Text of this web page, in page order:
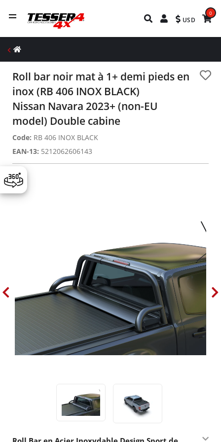
USD
0
Roll bar noir mat à 1+ demi pieds en
inox (RB 406 INOX BLACK)
Nissan Navara 2023+ (non-EU
model) Double cabine
Code: RB 406 INOX BLACK
EAN-13: 5212062606143